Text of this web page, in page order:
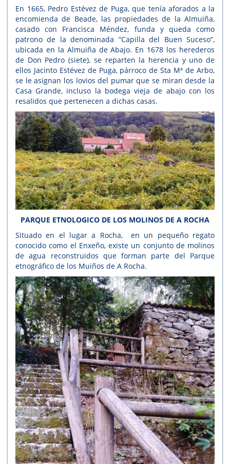
En 1665, Pedro Estévez de Puga, que tenía aforados a la
encomienda de Beade, las propiedades de la Almuiña,
casado con Francisca Méndez, funda y queda como
patrono de la denominada ”Capilla del Buen Suceso”,
ubicada en la Almuiña de Abajo. En 1678 los herederos
de Don Pedro (siete), se reparten la herencia y uno de
ellos Jacinto Estévez de Puga, párroco de Sta Mª de Arbo,
se le asignan los lovios del pumar que se miran desde la
Casa Grande, incluso la bodega vieja de abajo con los
resalidos que pertenecen a dichas casas.
PARQUE ETNOLOGICO DE LOS MOLINOS DE A ROCHA
Situado en el lugar a Rocha, en un pequeño regato
conocido como el Enxeño, existe un conjunto de molinos
de agua reconstruidos que forman parte del Parque
etnográfico de los Muiños de A Rocha.